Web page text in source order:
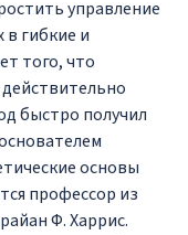
управление
гибкие и
того, что
быстро получил
основы
профессор из
Ф. Харрис.